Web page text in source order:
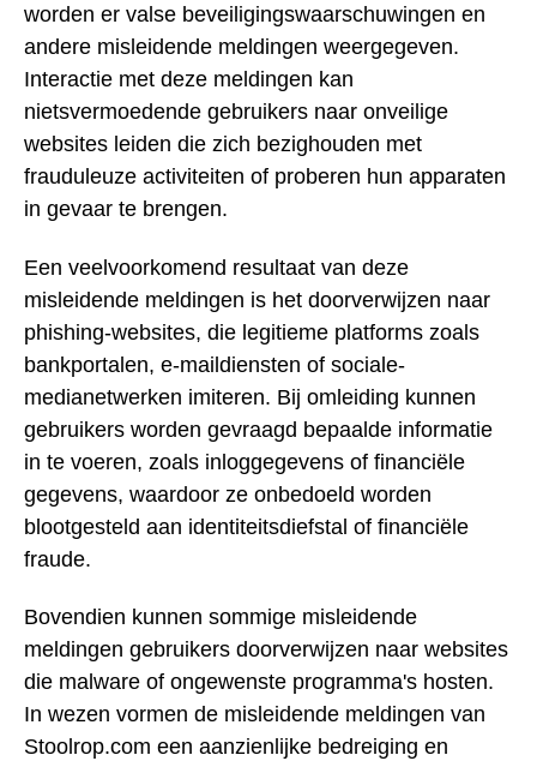
worden er valse beveiligingswaarschuwingen en
andere misleidende meldingen weergegeven.
Interactie met deze meldingen kan
nietsvermoedende gebruikers naar onveilige
websites leiden die zich bezighouden met
frauduleuze activiteiten of proberen hun apparaten
in gevaar te brengen.
Een veelvoorkomend resultaat van deze
misleidende meldingen is het doorverwijzen naar
phishing-websites, die legitieme platforms zoals
bankportalen, e-maildiensten of sociale-
medianetwerken imiteren. Bij omleiding kunnen
gebruikers worden gevraagd bepaalde informatie
in te voeren, zoals inloggegevens of financiële
gegevens, waardoor ze onbedoeld worden
blootgesteld aan identiteitsdiefstal of financiële
fraude.
Bovendien kunnen sommige misleidende
meldingen gebruikers doorverwijzen naar websites
die malware of ongewenste programma's hosten.
In wezen vormen de misleidende meldingen van
Stoolrop.com een aanzienlijke bedreiging en